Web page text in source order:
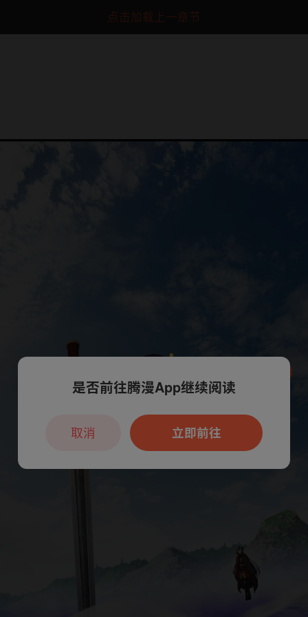
点击加载上一章节
本章节仅支持App阅读，可打开App新用
户7天免费看
是否前往腾漫App继续阅读
立即前往
取消